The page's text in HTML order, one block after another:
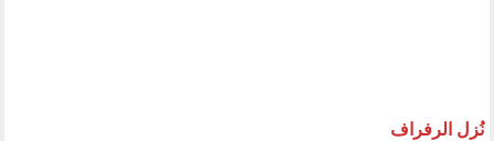
نُزل الرفراف